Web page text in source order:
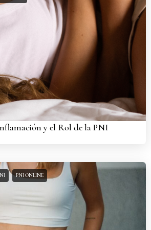
y el Rol de la PNI
PNI ONLINE